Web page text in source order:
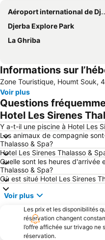
Aéroport international de Djerba-Zarzis
Djerba Explore Park
La Ghriba
Informations sur
Zone Touristique, Houmt Souk,
Voir plus
Questions
Hotel Les Sirenes
Y a-t-il une piscine à Hotel Les
Les animaux de compagnie
Thalasso & Spa?
Hotel Les Sirenes Thalasso &
Quelle sont les heures d'arrivée
Thalasso & Spa?
Où est situé Hotel Les Sirenes
Voir plus
Les prix et les disponibilités
réservation changent
l’offre affichée sur trivago ne
réservation.